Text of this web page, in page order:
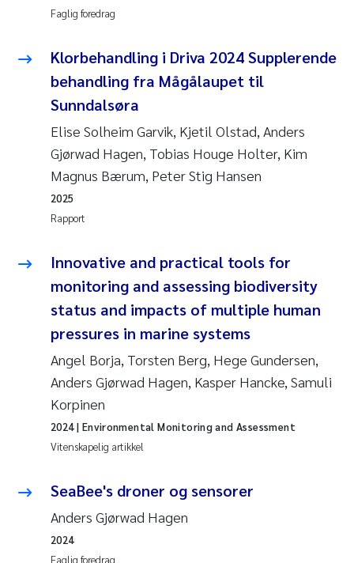
Faglig foredrag
Klorbehandling i Driva 2024 Supplerende
behandling fra Mågålaupet til
Sunndalsøra
Elise Solheim Garvik, Kjetil Olstad, Anders
Gjørwad Hagen, Tobias Houge Holter, Kim
Magnus Bærum, Peter Stig Hansen
Rapport
2025
Innovative and practical tools for
monitoring and assessing biodiversity
status and impacts of multiple human
pressures in marine systems
Angel Borja, Torsten Berg, Hege Gundersen,
Anders Gjørwad Hagen, Kasper Hancke, Samuli
Korpinen
Vitenskapelig artikkel
2024| Environmental Monitoring and Assessment
SeaBee's droner og sensorer
Anders Gjørwad Hagen
Faglig foredrag
2024